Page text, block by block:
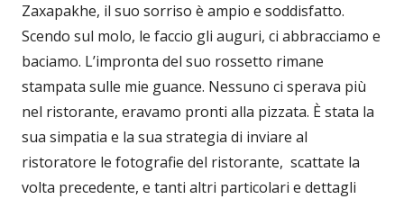
Zaxapakhe, il suo sorriso è ampio e soddisfatto.
Scendo sul molo, le faccio gli auguri, ci abbracciamo e
baciamo. L’impronta del suo rossetto rimane
stampata sulle mie guance. Nessuno ci sperava più
nel ristorante, eravamo pronti alla pizzata. È stata la
sua simpatia e la sua strategia di inviare al
ristoratore le fotografie del ristorante, scattate la
volta precedente, e tanti altri particolari e dettagli